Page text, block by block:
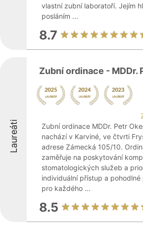
vlastní zubní laboratoří. Jejím
posláním ...
8.7
Laureáti
Zubní ordinace - MDDr.
Zubní ordinace MDDr. Petr
nachází v Karviné, ve čtvrti
adrese Zámecká 105/10.
zaměřuje na poskytování
stomatologických služeb a
individuální přístup a pohodlné
pro každého ...
8.5